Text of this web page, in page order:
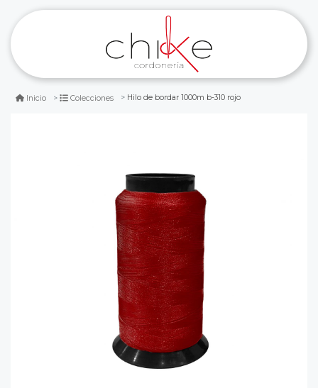
Inicio Colecciones Hilo de bordar 1000m b-310 rojo